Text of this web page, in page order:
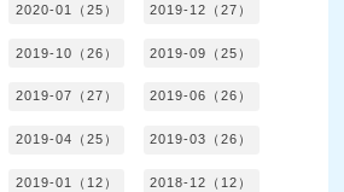
2020-01（25） 2019-12（27）
2019-10（26） 2019-09（25）
2019-07（27） 2019-06（26）
2019-04（25） 2019-03（26）
2019-01（12） 2018-12（12）